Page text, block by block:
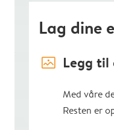
Lag dine
image_placeholder Legg til
Med våre
Resten er